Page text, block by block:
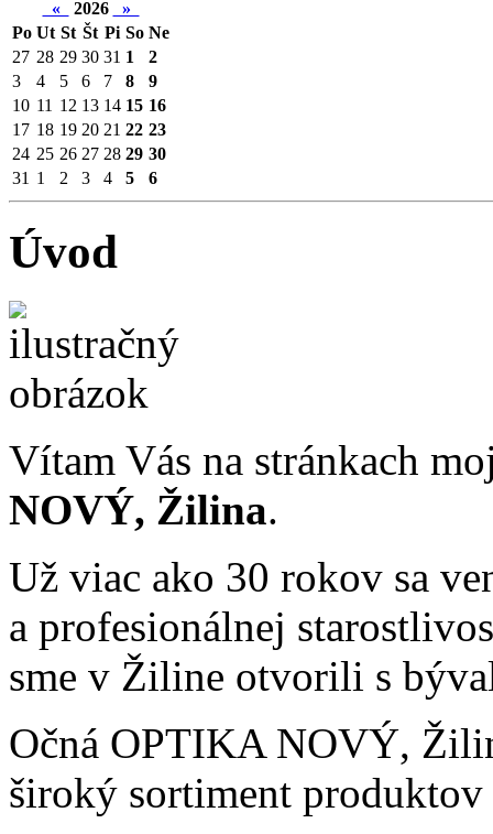
«
2026
»
Po Ut St Št Pi So Ne
27 28 29 30 31 1
2
3
4 5 6 7 8
9
10 11 12 13 14 15 16
17 18 19 20 21 22 23
24 25 26 27 28 29 30
31 1 2 3 4 5 6
Úvod
Vítam Vás na stránkach
NOVÝ, Žilina.
Už viac ako 30 rokov sa
a profesionálnej
sme v Žiline otvorili s
Očná OPTIKA NOVÝ,
široký sortiment produktov